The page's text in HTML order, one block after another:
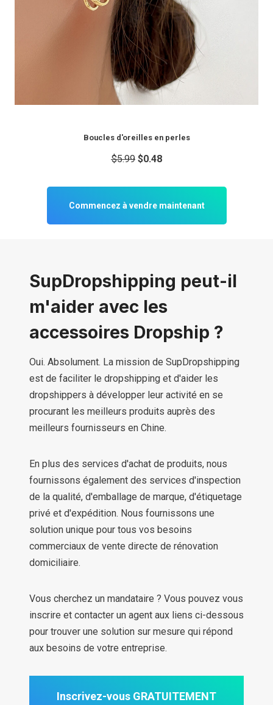
Boucles d'oreilles en perles
$5.99 $0.48
Commencez à vendre maintenant
SupDropshipping peut-il
m'aider avec les
accessoires Dropship ?
Oui. Absolument. La mission de SupDropshipping
est de faciliter le dropshipping et d'aider les
dropshippers à développer leur activité en se
procurant les meilleurs produits auprès des
meilleurs fournisseurs en Chine.
En plus des services d'achat de produits, nous
fournissons également des services d'inspection
de la qualité, d'emballage de marque, d'étiquetage
privé et d'expédition. Nous fournissons une
solution unique pour tous vos besoins
commerciaux de vente directe de rénovation
domiciliaire.
Vous cherchez un mandataire ? Vous pouvez vous
inscrire et contacter un agent aux liens ci-dessous
pour trouver une solution sur mesure qui répond
aux besoins de votre entreprise.
Inscrivez-vous GRATUITEMENT